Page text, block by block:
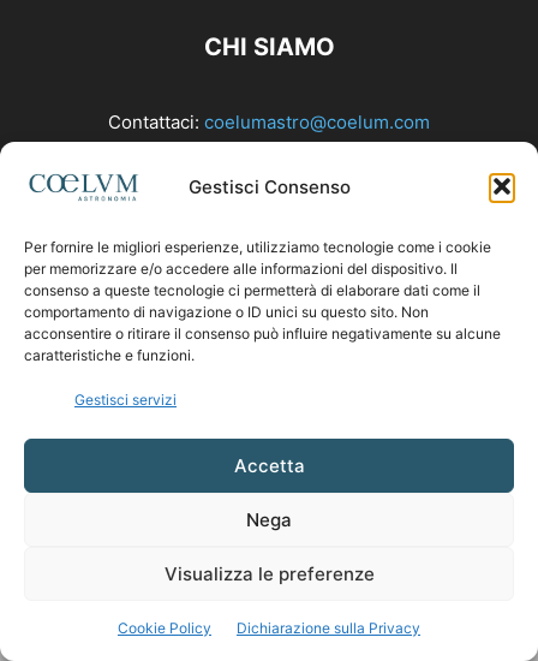
Gestisci Consenso
Per fornire le migliori esperienze, utilizziamo tecnologie come i cookie
per memorizzare e/o accedere alle informazioni del dispositivo. Il
consenso a queste tecnologie ci permetterà di elaborare dati come il
comportamento di navigazione o ID unici su questo sito. Non
acconsentire o ritirare il consenso può influire negativamente su alcune
caratteristiche e funzioni.
Gestisci servizi
Accetta
Nega
Visualizza le preferenze
Cookie Policy Dichiarazione sulla Privacy
CHI SIAMO
Contattaci: coelumastro@coelum.com
SEGUICI